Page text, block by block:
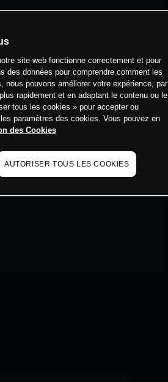
site web fonctionne correctement et pour
des données pour comprendre comment les
pouvons améliorer votre expérience, par
rapidement et en adaptant le contenu ou le
tous les cookies » pour accepter ou
paramètres des cookies. Vous pouvez en
des Cookies
AUTORISER TOUS LES COOKIES